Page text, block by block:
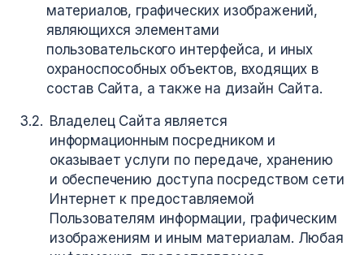
материалов, графических изображений,
являющихся элементами
пользовательского интерфейса, и иных
охраноспособных объектов, входящих в
состав Сайта, а также на дизайн Сайта.
Владелец Сайта является
информационным посредником и
оказывает услуги по передаче, хранению
и обеспечению доступа посредством сети
Интернет к предоставляемой
Пользователям информации, графическим
изображениям и иным материалам. Любая